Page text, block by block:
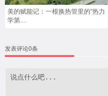
美的赋能记：一根换热管里的“热力
学第...
发表评论0条